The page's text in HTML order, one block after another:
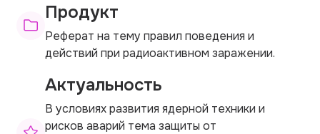
Продукт
Реферат на тему правил поведения и
действий при радиоактивном заражении.
Актуальность
В условиях развития ядерной техники и
рисков аварий тема защиты от